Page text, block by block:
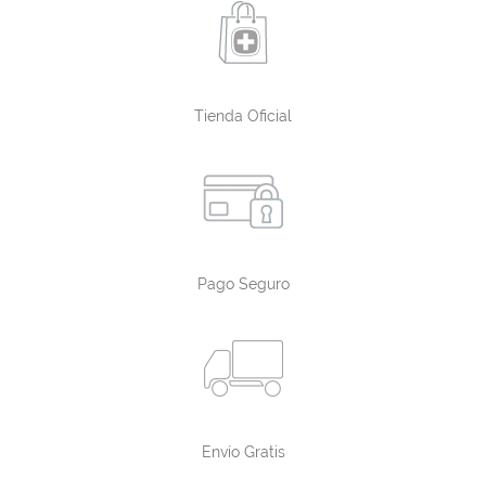
Tienda Oficial
Pago Seguro
Envío Gratis